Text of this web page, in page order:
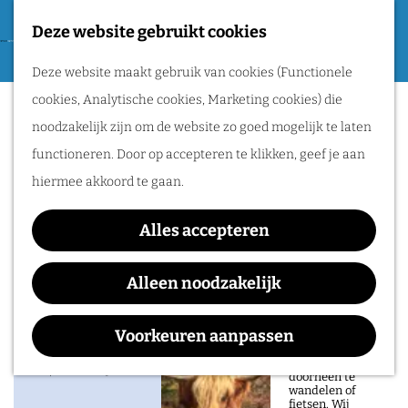
Deze website gebruikt cookies
Deze website maakt gebruik van cookies (Functionele
cookies, Analytische cookies, Marketing cookies) die
noodzakelijk zijn om de website zo goed mogelijk te laten
functioneren. Door op accepteren te klikken, geef je aan
hiermee akkoord te gaan.
Alles accepteren
Alleen noodzakelijk
Voorkeuren aanpassen
a
F
a
v
o
r
i
e
e
M
e
n
u
Routes
Wandelen
Fietsen
Routeplanner
Natuurgebieden
in het Rijk van
natuur in het Rijk
van Nijmegen is
doorheen te
wandelen of
fietsen. Wij
Museum voor Anatomie
en Pathologie
Contact
Museum voor Anatomie en Pathologie
Geert Grooteplein Noord 21
Nijmegen
a